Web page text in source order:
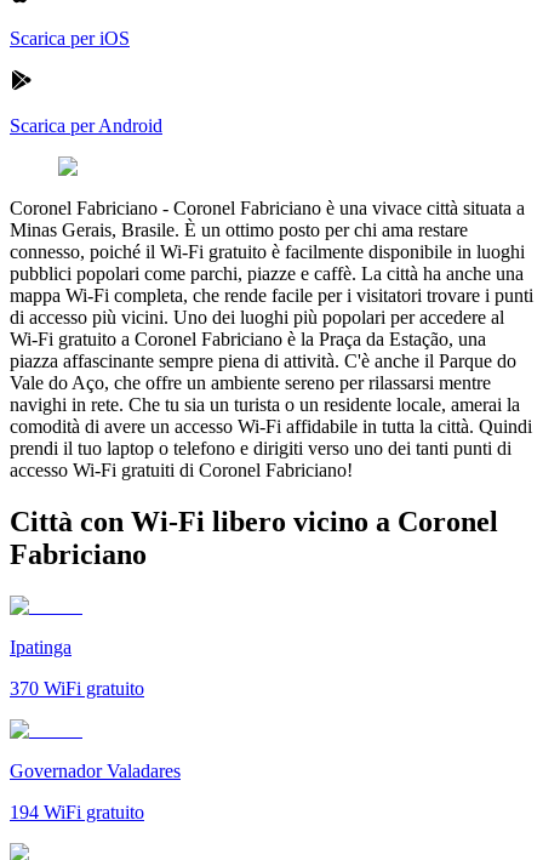
Scarica per iOS
Scarica per Android
Coronel Fabriciano - Coronel Fabriciano è una vivace città situata a
Minas Gerais, Brasile. È un ottimo posto per chi ama restare
connesso, poiché il Wi-Fi gratuito è facilmente disponibile in luoghi
pubblici popolari come parchi, piazze e caffè. La città ha anche una
mappa Wi-Fi completa, che rende facile per i visitatori trovare i punti
di accesso più vicini. Uno dei luoghi più popolari per accedere al
Wi-Fi gratuito a Coronel Fabriciano è la Praça da Estação, una
piazza affascinante sempre piena di attività. C'è anche il Parque do
Vale do Aço, che offre un ambiente sereno per rilassarsi mentre
navighi in rete. Che tu sia un turista o un residente locale, amerai la
comodità di avere un accesso Wi-Fi affidabile in tutta la città. Quindi
prendi il tuo laptop o telefono e dirigiti verso uno dei tanti punti di
accesso Wi-Fi gratuiti di Coronel Fabriciano!
Città con Wi-Fi libero vicino a Coronel
Fabriciano
Ipatinga
370 WiFi gratuito
Governador Valadares
194 WiFi gratuito